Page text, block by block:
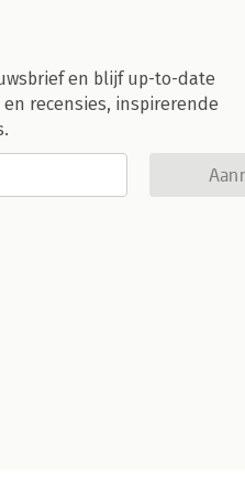
en blijf up-to-date
recensies, inspirerende